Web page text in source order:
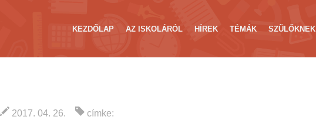
KEZDŐLAP AZ ISKOLÁRÓL HÍREK TÉMÁK SZÜLŐKNEK
2017. 04. 26. címke: